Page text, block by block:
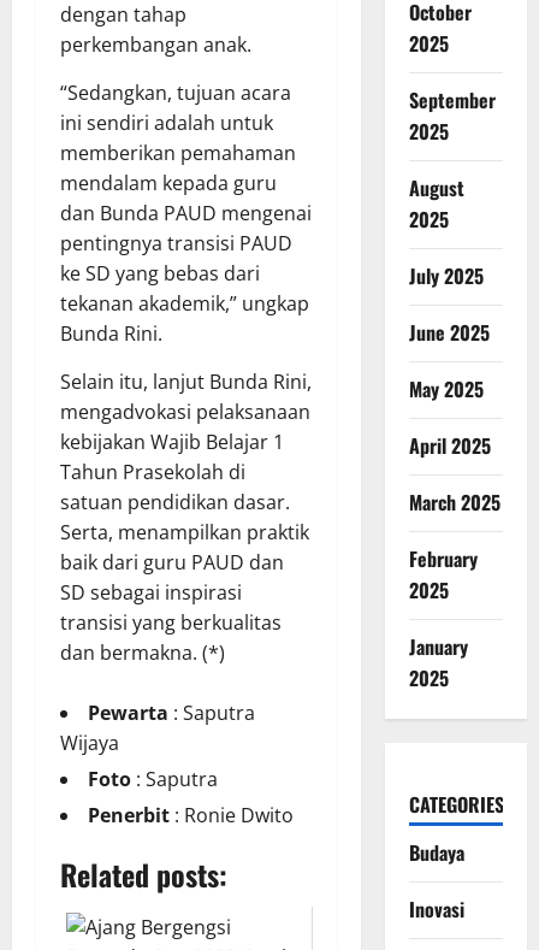
dengan tahap
perkembangan anak.
“Sedangkan, tujuan acara
ini sendiri adalah untuk
memberikan pemahaman
mendalam kepada guru
dan Bunda PAUD mengenai
pentingnya transisi PAUD
ke SD yang bebas dari
tekanan akademik,” ungkap
Bunda Rini.
Selain itu, lanjut Bunda Rini,
mengadvokasi pelaksanaan
kebijakan Wajib Belajar 1
Tahun Prasekolah di
satuan pendidikan dasar.
Serta, menampilkan praktik
baik dari guru PAUD dan
SD sebagai inspirasi
transisi yang berkualitas
dan bermakna. (*)
Pewarta : Saputra
Wijaya
Foto : Saputra
Penerbit : Ronie Dwito
Related posts:
October
2025
September
2025
August
2025
July 2025
June 2025
May 2025
April 2025
March 2025
February
2025
January
2025
CATEGORIES
Budaya
Inovasi